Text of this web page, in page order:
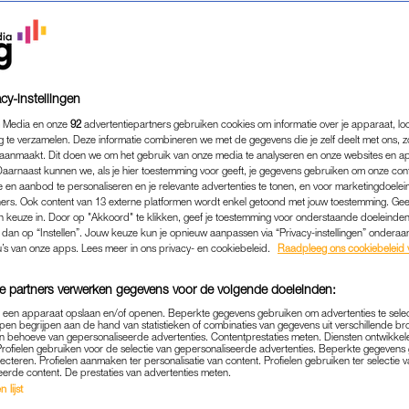
EMILIE WERDEN JONG
VERDRIET IS HET ÓÓK
BLUSSEN'
FAMILIE|INTERVIEW
23-06-2024 | MARISSA KLAVER
Emilie van Karnebeek (54) worden beiden op
instellingen
en onze 92 advertentiepartners gebruiken cookies om informatie over je apparaat,
te verzamelen. Deze informatie combineren we met de gegevens die je zelf deelt met ons,
Dit doen we om het gebruik van onze media te analyseren en onze websites en
kunnen we, als je hier toestemming voor geeft, je gegevens gebruiken om onze
en aanbod te personaliseren en je relevante advertenties te tonen, en voor
Ook content van 13 externe platformen wordt enkel getoond met jouw toestemming.
keuze in. Door op "Akkoord" te klikken, geef je toestemming voor onderstaande
op “Instellen”. Jouw keuze kun je opnieuw aanpassen via “Privacy-instellingen”
van onze apps. Lees meer in ons privacy- en cookiebeleid.
Raadpleeg ons cookiebeleid
partners verwerken gegevens voor de volgende doeleinden:
apparaat opslaan en/of openen. Beperkte gegevens gebruiken om advertenties te
begrijpen aan de hand van statistieken of combinaties van gegevens uit verschillende
behoeve van gepersonaliseerde advertenties. Contentprestaties meten. Diensten
gebruiken voor de selectie van gepersonaliseerde advertenties. Beperkte
Profielen aanmaken ter personalisatie van content. Profielen gebruiken ter selectie
content. De prestaties van advertenties meten.
lijst